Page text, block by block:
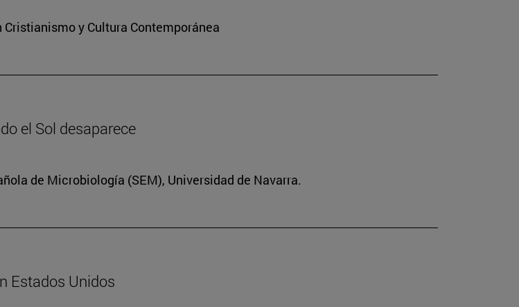
y Cultura Contemporánea
el Sol desaparece
de Microbiología (SEM), Universidad de Navarra.
Estados Unidos